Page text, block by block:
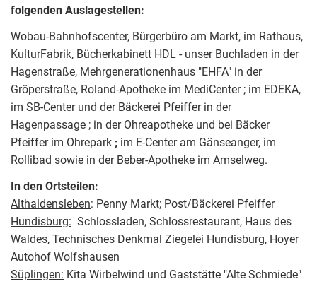
folgenden Auslagestellen:
Wobau-Bahnhofscenter, Bürgerbüro am Markt, im Rathaus,
KulturFabrik, Bücherkabinett HDL - unser Buchladen in der
Hagenstraße, Mehrgenerationenhaus "EHFA" in der
Gröperstraße, Roland-Apotheke im MediCenter ; im EDEKA,
im SB-Center und der Bäckerei Pfeiffer in der
Hagenpassage ; in der Ohreapotheke und bei Bäcker
Pfeiffer im Ohrepark ; im E-Center am Gänseanger, im
Rollibad sowie in der Beber-Apotheke im Amselweg.
In den Ortsteilen:
Althaldensleben: Penny Markt; Post/Bäckerei Pfeiffer
Hundisburg: Schlossladen, Schlossrestaurant, Haus des
Waldes, Technisches Denkmal Ziegelei Hundisburg, Hoyer
Autohof Wolfshausen
Süplingen: Kita Wirbelwind und Gaststätte "Alte Schmiede"